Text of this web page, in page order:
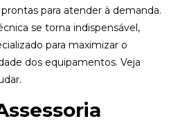
para atender à demanda.
se torna indispensável,
para maximizar o
dos equipamentos. Veja